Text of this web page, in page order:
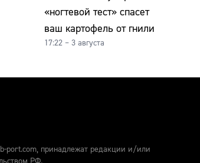
«ногтевой тест» спасет
ваш картофель от гнили
17:22 – 3 августа
port.com, принадлежат редакции и/или